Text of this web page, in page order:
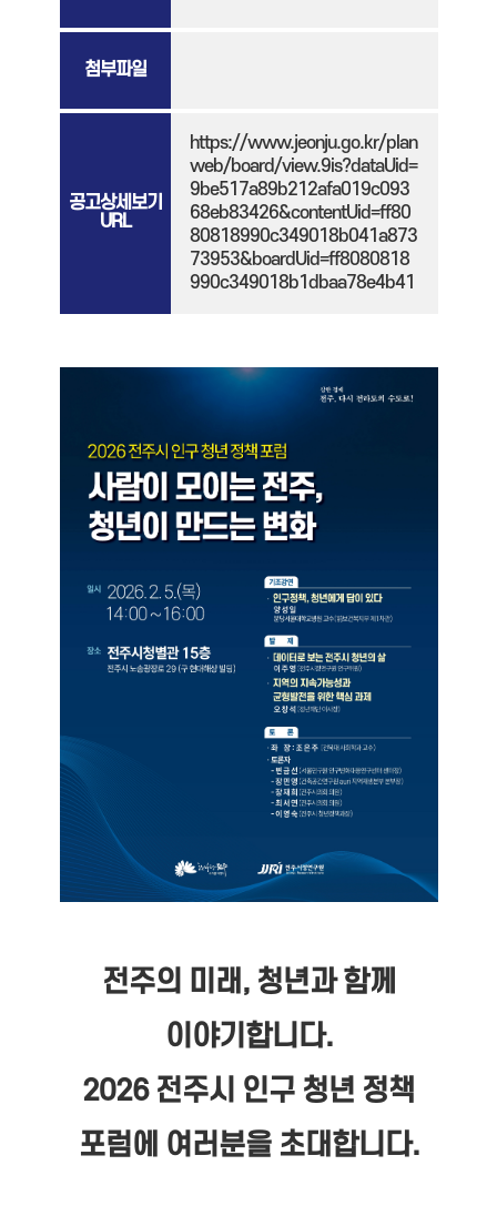
첨부파일
공고상세보기
URL
https://www.jeonju.go.kr/plan
web/board/view.9is?dataUid=
9be517a89b212afa019c093
68eb83426&contentUid=ff80
80818990c349018b041a873
73953&boardUid=ff8080818
990c349018b1dbaa78e4b41
전주의 미래, 청년과 함께
이야기합니다.
2026 전주시 인구 청년 정책
포럼에 여러분을 초대합니다.